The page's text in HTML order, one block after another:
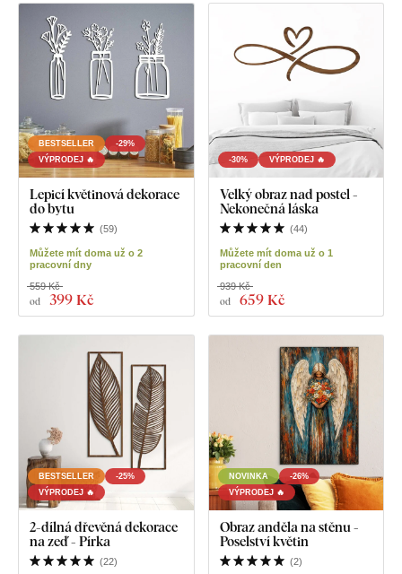
BESTSELLER
-29%
VÝPRODEJ 🔥
Lepicí květinová dekorace
do bytu
(59)
Můžete mít doma už o 2
pracovní dny
od 399 Kč
559 Kč
-30% VÝPRODEJ 🔥
Velký obraz nad postel -
Nekonečná láska
(44)
Můžete mít doma už o 1
pracovní den
od 659 Kč
939 Kč
BESTSELLER
-25%
VÝPRODEJ 🔥
2-dílná dřevěná dekorace
na zeď - Pírka
(22)
NOVINKA
-26%
VÝPRODEJ 🔥
Obraz anděla na stěnu -
Poselství květin
(2)